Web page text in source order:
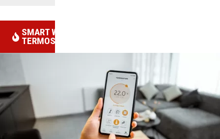
SMART WIFI
TERMOSTATI